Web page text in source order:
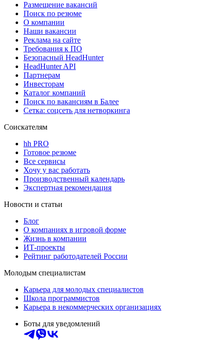
Размещение вакансий
Поиск по резюме
О компании
Наши вакансии
Реклама на сайте
Требования к ПО
Безопасный HeadHunter
HeadHunter API
Партнерам
Инвесторам
Каталог компаний
Поиск по вакансиям в Балее
Сетка: соцсеть для нетворкинга
Соискателям
hh PRO
Готовое резюме
Все сервисы
Хочу у вас работать
Производственный календарь
Экспертная рекомендация
Новости и статьи
Блог
О компаниях в игровой форме
Жизнь в компании
ИТ-проекты
Рейтинг работодателей России
Молодым специалистам
Карьера для молодых специалистов
Школа программистов
Карьера в некоммерческих организациях
Боты для уведомлений